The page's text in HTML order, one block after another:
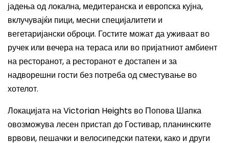
јадења од локална, медитеранска и европска кујна,
вклучувајќи пици, месни специјалитети и
вегетаријански оброци. Гостите можат да уживаат во
ручек или вечера на тераса или во пријатниот амбиент
на ресторанот, а ресторанот е достапен и за
надворешни гости без потреба од сместување во
хотелот.
Локацијата на Victorian Heights во Попова Шапка
овозможува лесен пристап до Гостивар, планинските
врвови, пешачки и велосипедски патеки, како и други